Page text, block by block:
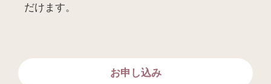
だけます。
お申し込み